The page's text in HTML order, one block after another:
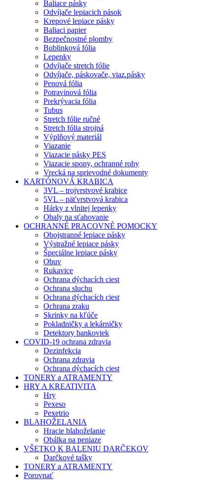
Baliace pásky
Odvíjače lepiacich pások
Krepové lepiace pásky
Baliaci papier
Bezpečnostné plomby
Bublinková fólia
Lepenky
Odvíjače stretch fólie
Odvíjače, páskovače, viaz.pásky
Penová fólia
Potravinová fólia
Prekrývacia fólia
Tubus
Stretch fólie ručné
Stretch fólia strojná
Výplňový materiál
Viazanie
Viazacie pásky PES
Viazacie spony, ochranné rohy
Vrecká na sprievodné dokumenty
KARTÓNOVÁ KRABICA
3VL – trojvrstvové krabice
5VL – päťvrstvová krabica
Hárky z vlnitej lepenky
Obaly na sťahovanie
OCHRANNÉ PRACOVNÉ POMOCKY
Obojstranné lepiace pásky
Výstražné lepiace pásky
Špeciálne lepiace pásky
Obuv
Rukavice
Ochrana dýchacích ciest
Ochrana sluchu
Ochrana dýchacích ciest
Ochrana zraku
Skrinky na kľúče
Pokladničky a lekárničky
Detektory bankoviek
COVID-19 ochrana zdravia
Dezinfekcia
Ochrana zdravia
Ochrana dýchacích ciest
TONERY a ATRAMENTY
HRY A KREATIVITA
Hry
Pexeso
Pexetrio
BLAHOŽELANIA
Hracie blahoželanie
Obálka na peniaze
VŠETKO K BALENIU DARČEKOV
Darčkové tašky
TONERY a ATRAMENTY
Porovnať